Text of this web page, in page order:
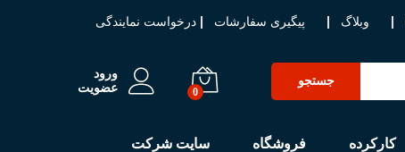
وبلاگ پیگیری سفارشات درخواست نمایندگی
جستجو
0
ورود
عضویت
کارکرده فروشگاه سایت شرکت